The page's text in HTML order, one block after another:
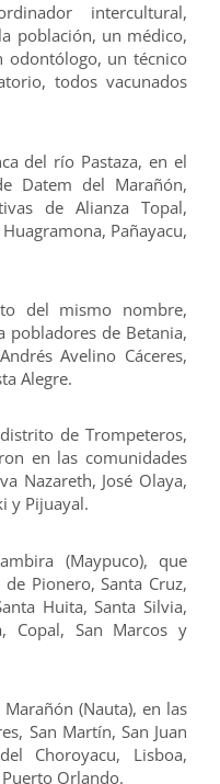
intercultural,
población, un médico,
odontólogo, un técnico
todos vacunados
del río Pastaza, en el
Datem del Marañón,
de Alianza Topal,
Pañayacu,
del mismo nombre,
pobladores de Betania,
Avelino Cáceres,
Alegre.
de Trompeteros,
en las comunidades
Nazareth, José Olaya,
y Pijuayal.
(Maypuco), que
Pionero, Santa Cruz,
Huita, Santa Silvia,
Copal, San Marcos y
(Nauta), en las
San Martín, San Juan
Choroyacu, Lisboa,
Orlando.